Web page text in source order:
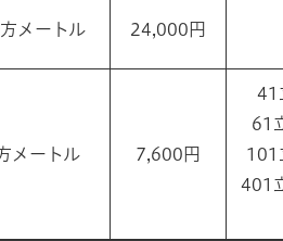
メートル 24,000円
メートル 7,600円
41
61
101
401